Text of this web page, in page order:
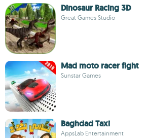
Dinosaur Racing 3D
Great Games Studio
Mad moto racer fight
Sunstar Games
Baghdad Taxi
AppsLab Entertainment